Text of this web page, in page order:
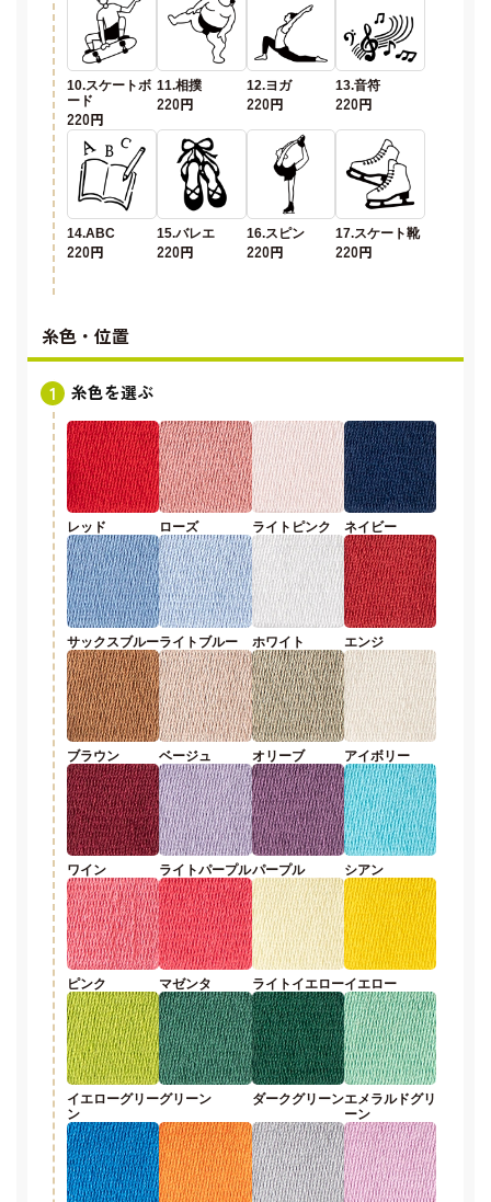
10.スケートボ
ード
220円
11.相撲
220円
12.ヨガ
220円
13.音符
220円
14.ABC
220円
15.バレエ
220円
16.スピン
220円
17.スケート靴
220円
糸色・位置
糸色を選ぶ
レッド ローズ ライトピンク ネイビー
サックスブルーライトブルー ホワイト エンジ
ブラウン ベージュ オリーブ アイボリー
ワイン ライトパープルパープル シアン
ピンク マゼンタ ライトイエローイエロー
イエローグリー
ン
グリーン ダークグリーンエメラルドグリ
ーン